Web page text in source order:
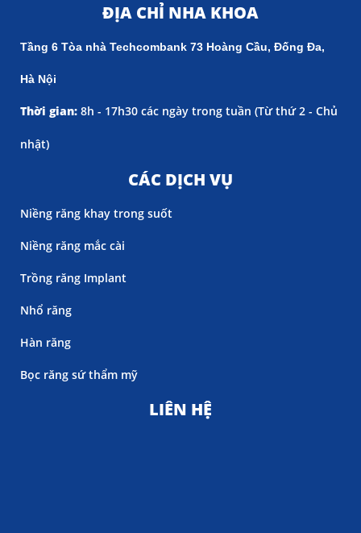
ĐỊA CHỈ NHA KHOA
Tầng 6 Tòa nhà Techcombank 73 Hoàng Cầu, Đống Đa,
Hà Nội
Thời gian: 8h - 17h30 các ngày trong tuần (Từ thứ 2 - Chủ
nhật)
CÁC DỊCH VỤ
Niềng răng khay trong suốt
Niềng răng mắc cài
Trồng răng Implant
Nhổ răng
Hàn răng
Bọc răng sứ thẩm mỹ
LIÊN HỆ